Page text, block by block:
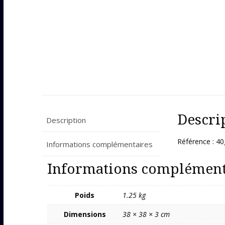
Description
Informations complémentaires Référence :
Informations
Poids
1.25 kg
Dimensions
38 × 38 × 3 cm